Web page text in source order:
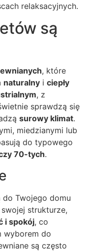
relaksacyjnych.
są
, które
naturalny i ciepły
, z
sprawdzą się
surowy klimat.
miedzianymi lub
do typowego
70-tych.
Twojego domu
strukturze,
i spokój, co
wyborem do
są często